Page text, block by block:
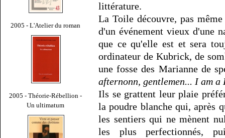
2005 - L'Atelier du roman
2005 - Théorie-Rébellion -
Un ultimatum
littérature.
La Toile découvre, pas
d'un événement vieux d'une
que ce qu'elle est et sera
ordinateur de Kubrick, de
une fosse des Marianne de
afternonn, gentlemen... I am a
Ils se grattent leur plaie
la poudre blanche qui, après
les sentiers qui ne mènent
les plus perfectionnés,